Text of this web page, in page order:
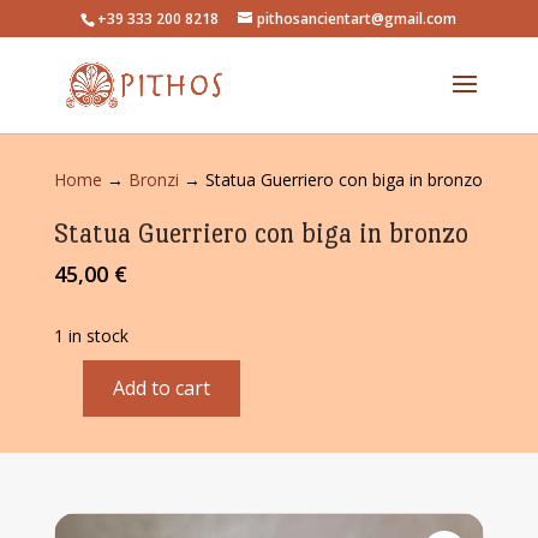
+39 333 200 8218 pithosancientart@gmail.com
Home → Bronzi → Statua Guerriero con biga in bronzo
Statua Guerriero con biga in bronzo
45,00 €
1 in stock
Statua
Guerriero
con
bronzo
Add to cart